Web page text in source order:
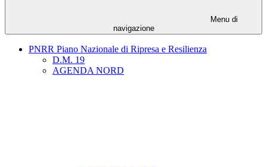
Menu di
navigazione
PNRR Piano Nazionale di Ripresa e Resilienza
D.M. 19
AGENDA NORD